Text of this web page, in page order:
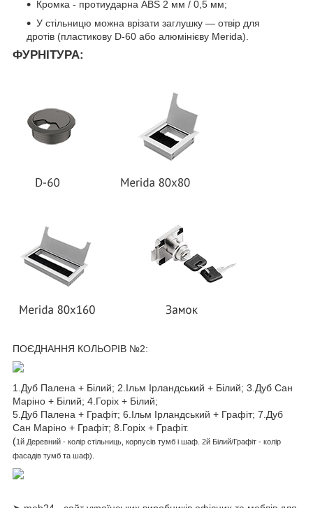
Кромка - протиударна ABS 2 мм / 0,5 мм;
У стільницю можна врізати заглушку — отвір для
дротів (пластикову D-60 або алюмінієву Merida).
ФУРНІТУРА:
ПОЄДНАННЯ КОЛЬОРІВ №2:
1.Дуб Палена + Білий; 2.Ільм Ірландський + Білий; 3.Дуб Сан
Маріно + Білий; 4.Горіх + Білий;
5.Дуб Палена + Графіт; 6.Ільм Ірландський + Графіт; 7.Дуб
Сан Маріно + Графіт; 8.Горіх + Графіт.
(1й Деревний - колір стільниць, корпусів тумб і шаф. 2й Білий/Графіт - колір
фасадів тумб та шаф).